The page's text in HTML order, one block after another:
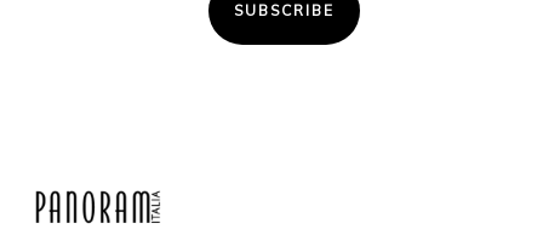
SUBSCRIBE